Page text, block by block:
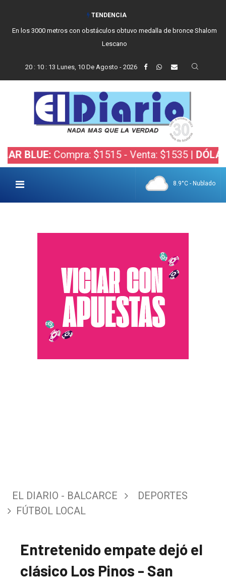
TENDENCIA
En los 3000 metros con obstáculos obtuvo medalla de bronce Shalom
Lescano
20 : 10 : 14 Lunes, 10 De Agosto - 2026
Compra: $1515 - Venta: $1535 |DÓLAR
8.9°C - Nublado
EL DIARIO - BALCARCE
DEPORTES
FÚTBOL LOCAL
Entretenido empate dejó el
clásico Los Pinos - San